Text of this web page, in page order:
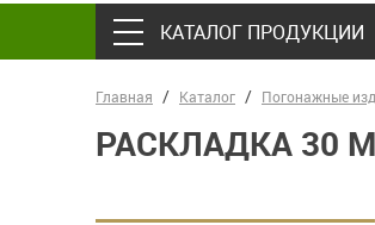
КАТАЛОГ ПРОДУКЦИИ
Главная Каталог Погонажные
РАСКЛАДКА 30